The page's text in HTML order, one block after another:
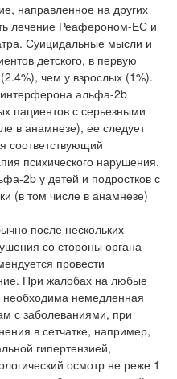
направленное на других
лечение Реафероном-ЕС и
Суицидальные мысли и
детского, в первую
чем у взрослых (1%).
альфа-2b
пациентов с серьезными
в анамнезе), ее следует
соответствующий
психического нарушения.
2b у детей и подростков с
(в том числе в анамнезе)
после нескольких
со стороны органа
провести
При жалобах на любые
немедленная
с заболеваниями, при
в сетчатке, например,
гипертензией,
осмотр не реже 1